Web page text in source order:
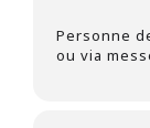
Personne
ou via